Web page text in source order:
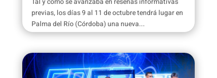
previas, los días 9 al 11 de octubre tendrá lugar en
Palma del Río (Córdoba) una nueva...